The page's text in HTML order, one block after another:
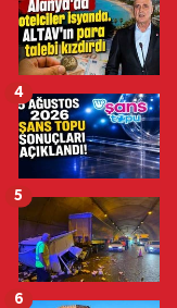
4
5
6